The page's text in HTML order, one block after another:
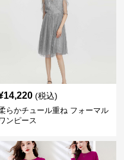
14,220 (税込)
らかチュール重ね フォーマル
ンピース